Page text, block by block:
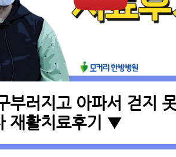
부러지고 아파서 걷지
재활치료후기 ▼